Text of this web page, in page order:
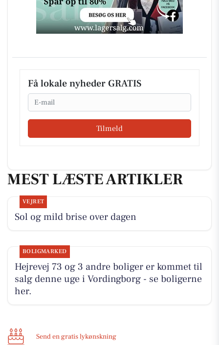
Få lokale nyheder GRATIS
Email
Tilmeld
MEST LÆSTE ARTIKLER
VEJRET
Sol og mild brise over dagen
BOLIGMARKED
Hejrevej 73 og 3 andre boliger er kommet til
salg denne uge i Vordingborg - se boligerne
her.
Send en gratis lykønskning